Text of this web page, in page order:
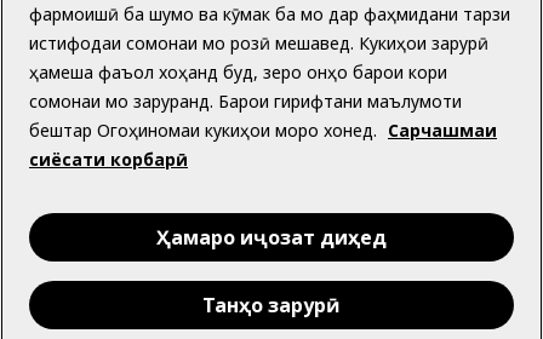
Ба кӯмак ниёз доред?
FacebookInstagram
фармоишӣ ба шумо ва кӯмак ба мо дар фаҳмидани тарзи
истифодаи сомонаи мо розӣ мешавед. Кукиҳои зарурӣ
ҳамеша фаъол хоҳанд буд, зеро онҳо барои кори
сомонаи мо заруранд. Барои гирифтани маълумоти
бештар Огоҳиномаи кукиҳои моро хонед. Сарчашмаи
сиёсати корбарӣ
Ҳамаро иҷозат диҳед
Танҳо зарурӣ